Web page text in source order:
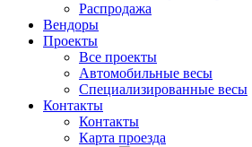
Распродажа
Вендоры
Проекты
Все проекты
Автомобильные весы
Специализированные весы
Контакты
Контакты
Карта проезда